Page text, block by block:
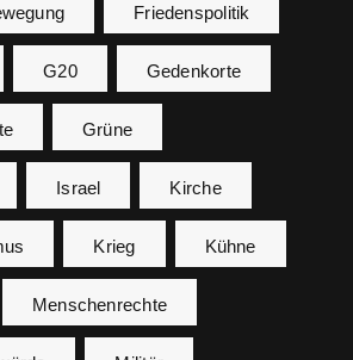
Friedenspolitik
G20 Gedenkorte
Grüne
Israel Kirche
Krieg Kühne
Menschenrechte